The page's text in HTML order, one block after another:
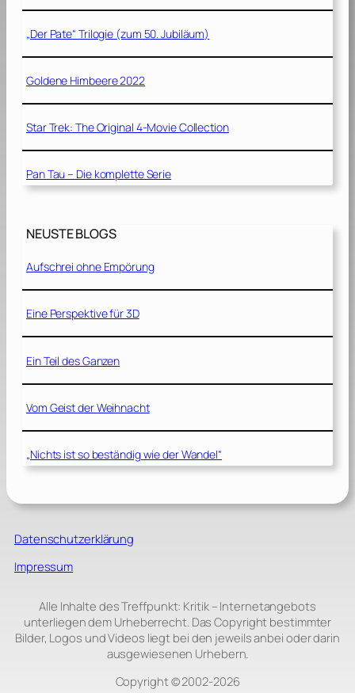
„Der Pate“ Trilogie (zum 50. Jubiläum)
Goldene Himbeere 2022
Star Trek: The Original 4-Movie Collection
Pan Tau – Die komplette Serie
NEUSTE BLOGS
Aufschrei ohne Empörung
Eine Perspektive für 3D
Ein Teil des Ganzen
Vom Geist der Weihnacht
„Nichts ist so beständig wie der Wandel“
Datenschutzerklärung
Impressum
Alle Inhalte des Treffpunkt: Kritik – Internetangebots
unterliegen dem Urheberrecht. Das Copyright bestimmter
Bilder, Logos und Videos liegt bei den jeweils anbei oder darin
ausgewiesenen Urhebern.
Copyright © 2002‑2026